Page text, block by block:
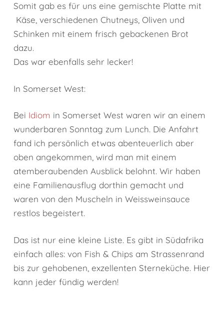
Somit gab es für uns eine gemischte Platte mit
Käse, verschiedenen Chutneys, Oliven und
Schinken mit einem frisch gebackenen Brot
dazu.
Das war ebenfalls sehr lecker!
In Somerset West:
Bei Idiom in Somerset West waren wir an einem
wunderbaren Sonntag zum Lunch. Die Anfahrt
fand ich persönlich etwas abenteuerlich aber
oben angekommen, wird man mit einem
atemberaubenden Ausblick belohnt. Wir haben
eine Familienausflug dorthin gemacht und
waren von den Muscheln in Weissweinsauce
restlos begeistert.
Das ist nur eine kleine Liste. Es gibt in Südafrika
einfach alles: von Fish & Chips am Strassenrand
bis zur gehobenen, exzellenten Sterneküche. Hier
kann jeder fündig werden!